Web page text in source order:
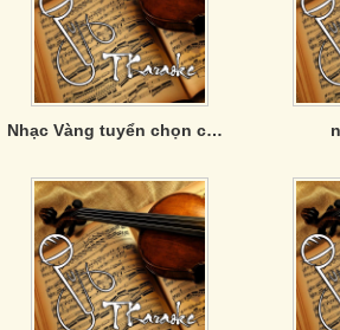
Nhạc Vàng tuyển chọn của Phương Anh